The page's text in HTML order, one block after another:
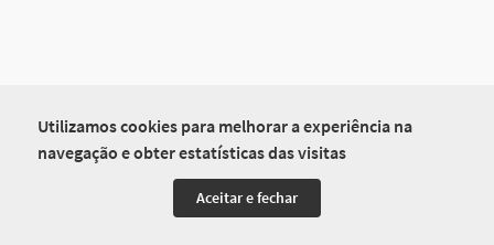
Utilizamos cookies para melhorar a experiência na
navegação e obter estatísticas das visitas
Aceitar e fechar